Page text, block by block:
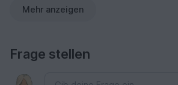
Mehr anzeigen
Frage stellen